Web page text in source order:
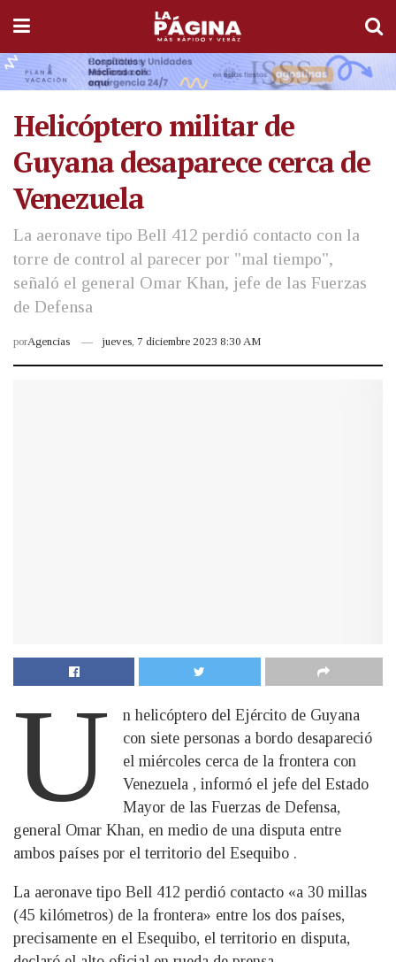
Helicóptero militar de
Guyana desaparece cerca de
Venezuela
La aeronave tipo Bell 412 perdió contacto con la
torre de control al parecer por "mal tiempo",
señaló el general Omar Khan, jefe de las Fuerzas
de Defensa
porAgencias jueves, 7 diciembre 2023 8:30 AM
U
n helicóptero del Ejército de Guyana
con siete personas a bordo desapareció
el miércoles cerca de la frontera con
Venezuela , informó el jefe del Estado
Mayor de las Fuerzas de Defensa,
general Omar Khan, en medio de una disputa entre
ambos países por el territorio del Esequibo .
La aeronave tipo Bell 412 perdió contacto «a 30 millas
(45 kilómetros) de la frontera» entre los dos países,
precisamente en el Esequibo, el territorio en disputa,